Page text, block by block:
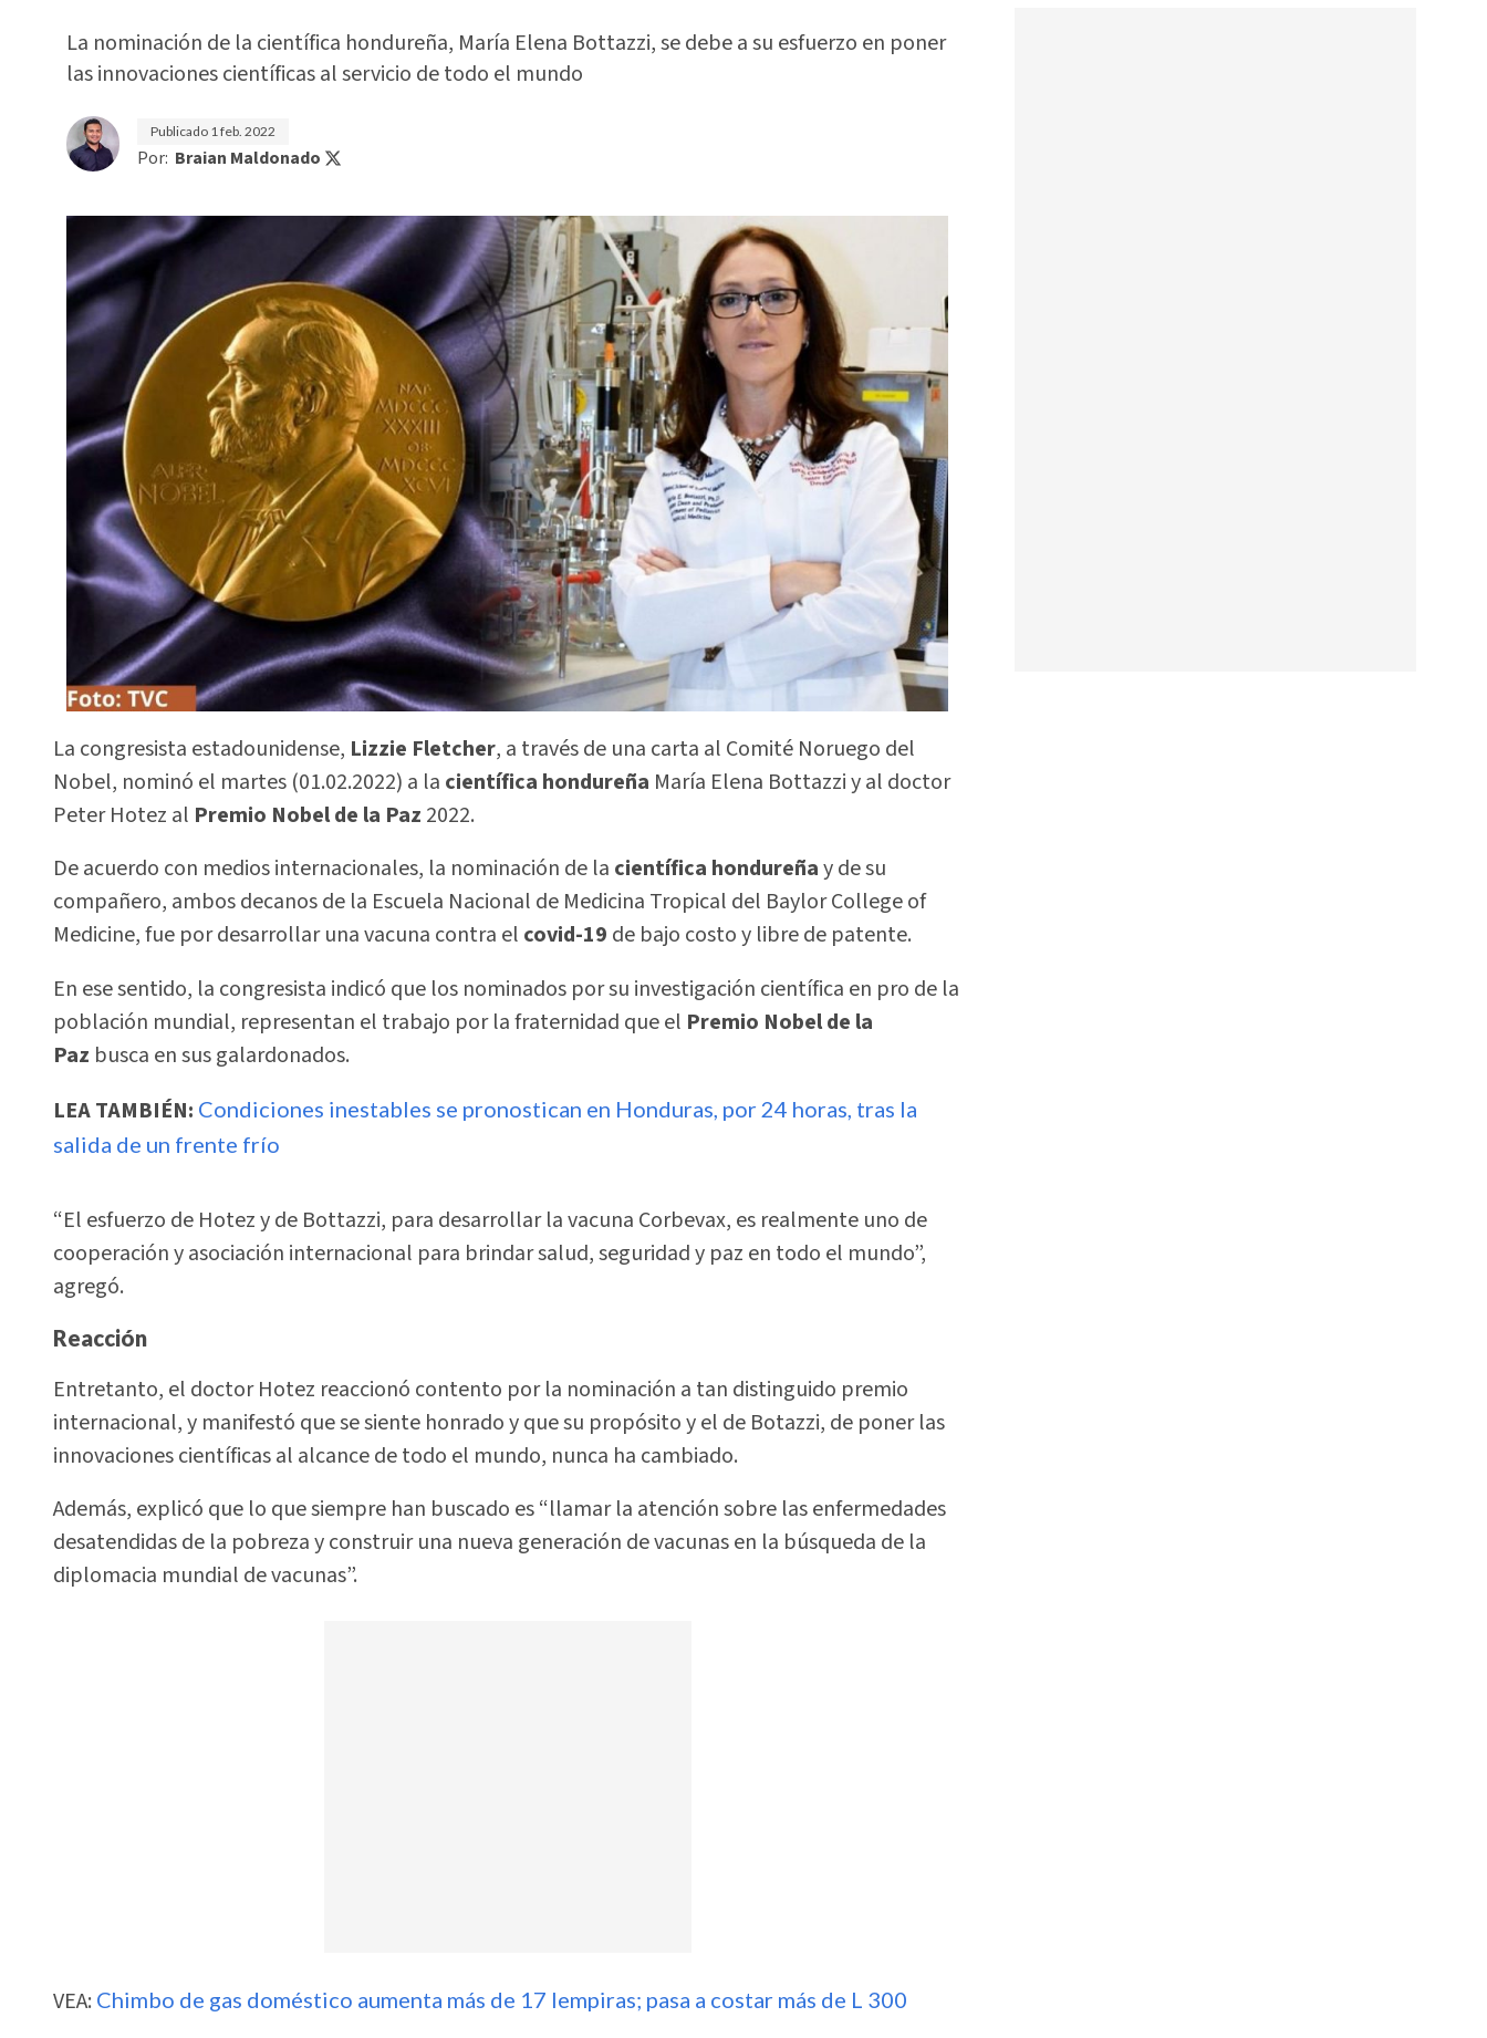
La nominación de la científica hondureña, María Elena Bottazzi, se debe a su esfuerzo en poner
las innovaciones científicas al servicio de todo el mundo
Publicado 1 feb. 2022
Por: Braian Maldonado
La congresista estadounidense, Lizzie Fletcher, a través de una carta al Comité Noruego del
Nobel, nominó el martes (01.02.2022) a la científica hondureña María Elena Bottazzi y al doctor
Peter Hotez al Premio Nobel de la Paz 2022.
De acuerdo con medios internacionales, la nominación de la científica hondureñay de su
compañero, ambos decanos de la Escuela Nacional de Medicina Tropical del Baylor College of
Medicine, fue por desarrollar una vacuna contra el covid-19 de bajo costo y libre de patente.
En ese sentido, la congresista indicó que los nominados por su investigación científica en pro de la
población mundial, representan el trabajo por la fraternidad que el Premio Nobel de la
Paz busca en sus galardonados.
LEA TAMBIÉN: Condiciones inestables se pronostican en Honduras, por 24 horas, tras la
salida de un frente frío
“El esfuerzo de Hotez y de Bottazzi, para desarrollar la vacuna Corbevax, es realmente uno de
cooperación y asociación internacional para brindar salud, seguridad y paz en todo el mundo”,
agregó.
Reacción
Entretanto, el doctor Hotez reaccionó contento por la nominación a tan distinguido premio
internacional, y manifestó que se siente honrado y que su propósito y el de Botazzi, de poner las
innovaciones científicas al alcance de todo el mundo, nunca ha cambiado.
Además, explicó que lo que siempre han buscado es “llamar la atención sobre las enfermedades
desatendidas de la pobreza y construir una nueva generación de vacunas en la búsqueda de la
diplomacia mundial de vacunas”.
VEA: Chimbo de gas doméstico aumenta más de 17 lempiras; pasa a costar más de L 300